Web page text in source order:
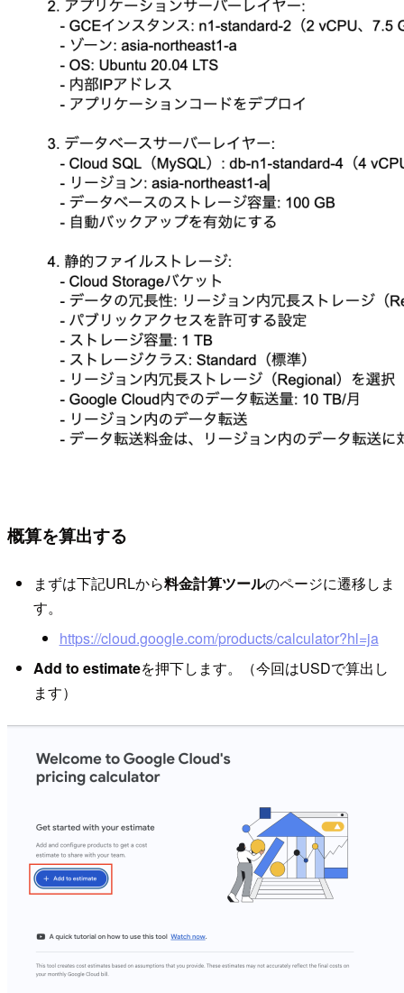
概算を算出する
まずは下記URLから料金計算ツールのページに遷移しま
す。
https://cloud.google.com/products/calculator?hl=ja
Add to estimateを押下します。（今回はUSDで算出し
ます）